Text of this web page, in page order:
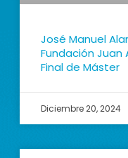
José Manuel
Fundación Juan
Final de Máster
Diciembre 20, 2024